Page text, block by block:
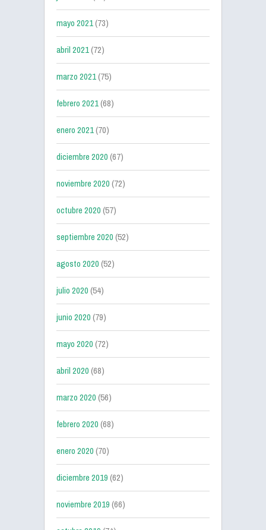
mayo 2021(73)
abril 2021(72)
marzo 2021(75)
febrero 2021(68)
enero 2021(70)
diciembre 2020(67)
noviembre 2020(72)
octubre 2020(57)
septiembre 2020(52)
agosto 2020(52)
julio 2020(54)
junio 2020(79)
mayo 2020(72)
abril 2020(68)
marzo 2020(56)
febrero 2020(68)
enero 2020(70)
diciembre 2019(62)
noviembre 2019(66)